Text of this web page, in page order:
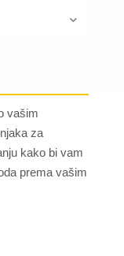
vašim
za
kako bi vam
prema vašim